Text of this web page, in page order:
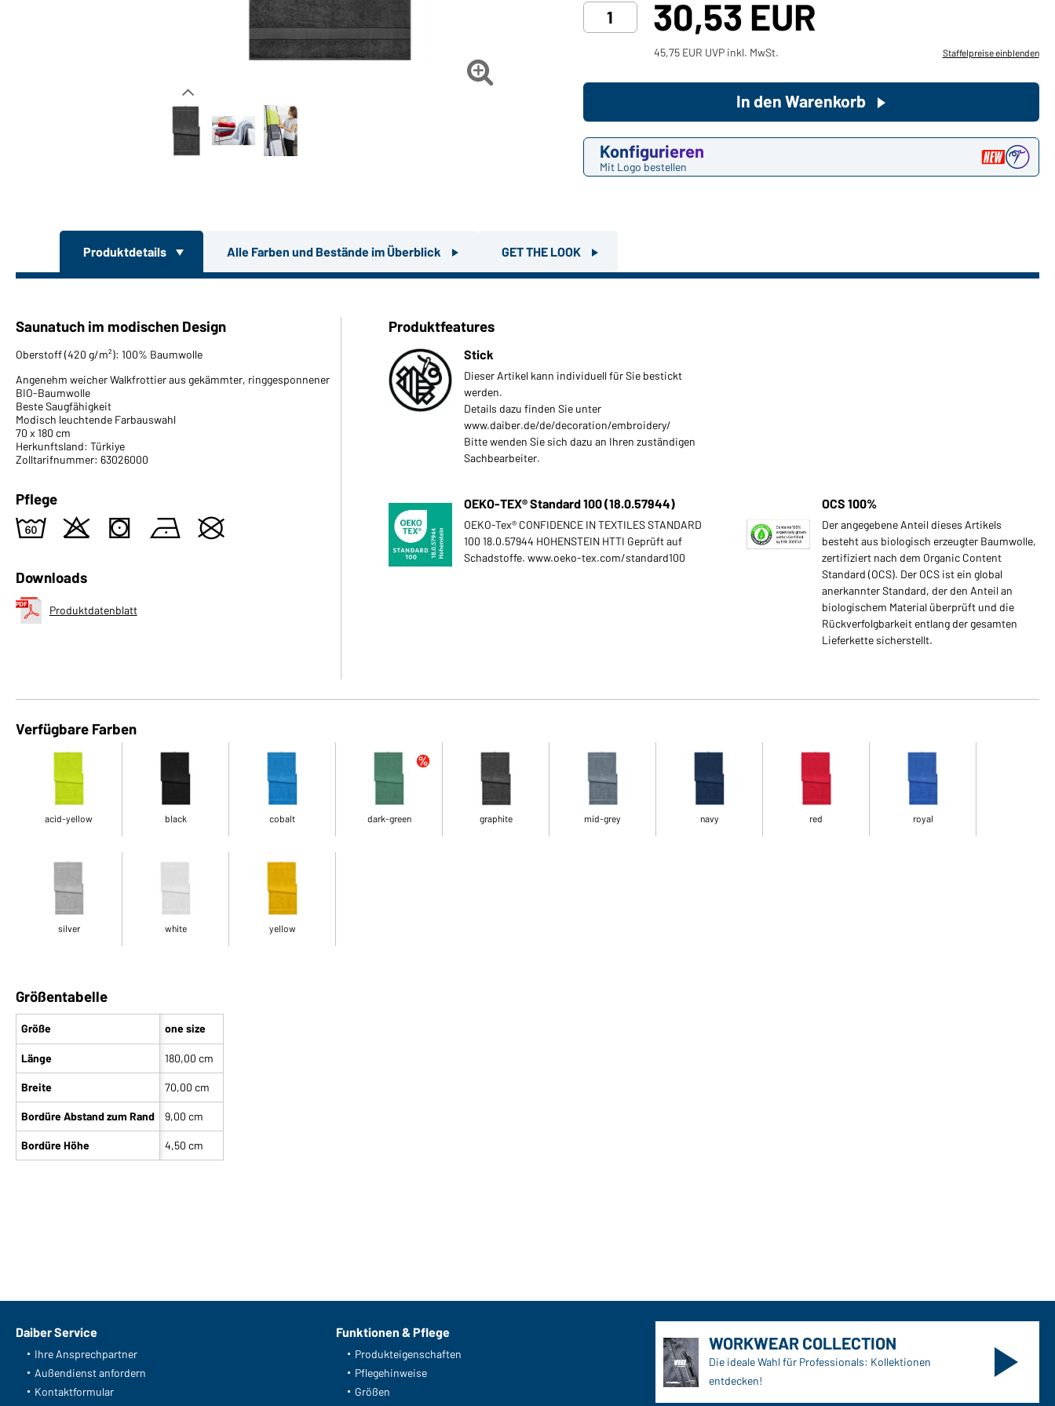
privaten Bedarf einkaufen?
Hier geht's zu unserem
Endkundenshop

30,53 EUR
45,75 EUR UVP inkl. MwSt. Staffelpreise einblenden
Konfigurieren
Mit Logo bestellen
In den Warenkorb
Produktdetails Alle Farben und Bestände im Überblick GET THE LOOK
Saunatuch im modischen Design
Oberstoff (420 g/m²): 100% Baumwolle
Angenehm weicher Walkfrottier aus gekämmter, ringgesponnener
BIO-Baumwolle
Beste Saugfähigkeit
Modisch leuchtende Farbauswahl
70 x 180 cm
Herkunftsland: Türkiye
Zolltarifnummer: 63026000
Pflege
4 o s n U
Downloads
Produktdatenblatt
Produktfeatures
Stick
Dieser Artikel kann individuell für Sie bestickt
werden.
Details dazu finden Sie unter
www.daiber.de/de/decoration/embroidery/
Bitte wenden Sie sich dazu an Ihren zuständigen
Sachbearbeiter.
OEKO-TEX® Standard 100 (18.0.57944)
OEKO-Tex® CONFIDENCE IN TEXTILES STANDARD
100 18.0.57944 HOHENSTEIN HTTI Geprüft auf
Schadstoffe. www.oeko-tex.com/standard100
OCS 100%
Der angegebene Anteil dieses Artikels
besteht aus biologisch erzeugter Baumwolle,
zertifiziert nach dem Organic Content
Standard (OCS). Der OCS ist ein global
anerkannter Standard, der den Anteil an
biologischem Material überprüft und die
Rückverfolgbarkeit entlang der gesamten
Lieferkette sicherstellt.
Verfügbare Farben
acid-yellow black cobalt dark-green graphite mid-grey navy red royal
silver white yellow
Größentabelle
Größe
Länge
Breite
Bordüre Abstand zum Rand
Bordüre Höhe
one size
180,00 cm
70,00 cm
9,00 cm
4,50 cm
Daiber Service
Ihre Ansprechpartner
Außendienst anfordern
Kontaktformular
Funktionen & Pflege
Produkteigenschaften
Pflegehinweise
Größen
WORKWEAR COLLECTION
Die ideale Wahl für Professionals: Kollektionen
entdecken!